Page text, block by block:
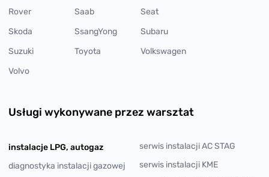
Rover
Saab
Seat
Skoda
SsangYong
Subaru
Suzuki
Toyota
Volkswagen
Volvo
Usługi wykonywane przez warsztat
instalacje LPG, autogaz
diagnostyka instalacji gazowej
serwis instalacji AC STAG
serwis instalacji KME